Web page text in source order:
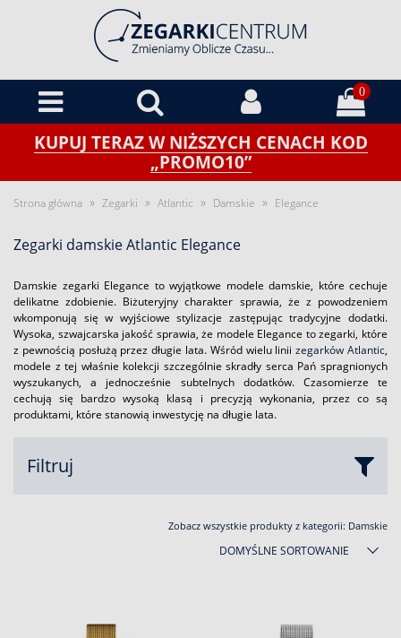
0
KUPUJ TERAZ W NIŻSZYCH CENACH KOD
„PROMO10”
Strona główna » Zegarki » Atlantic » Damskie » Elegance
Zegarki damskie Atlantic Elegance
Damskie zegarki Elegance to wyjątkowe modele damskie, które cechuje
delikatne zdobienie. Biżuteryjny charakter sprawia, że z powodzeniem
wkomponują się w wyjściowe stylizacje zastępując tradycyjne dodatki.
Wysoka, szwajcarska jakość sprawia, że modele Elegance to zegarki, które
z pewnością posłużą przez długie lata. Wśród wielu liniizegarków Atlantic,
modele z tej właśnie kolekcji szczególnie skradły serca Pań spragnionych
wyszukanych, a jednocześnie subtelnych dodatków. Czasomierze te
cechują się bardzo wysoką klasą i precyzją wykonania, przez co są
produktami, które stanowią inwestycję na długie lata.
Filtruj
Zobacz wszystkie produkty z kategorii: Damskie
DOMYŚLNE SORTOWANIE